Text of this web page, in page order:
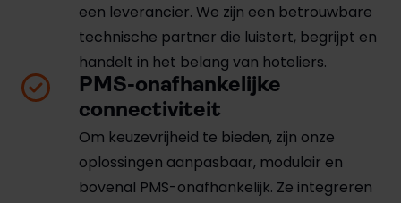
een leverancier. We zijn een betrouwbare
technische partner die luistert, begrijpt en
handelt in het belang van hoteliers.
PMS-onafhankelijke
connectiviteit
Om keuzevrijheid te bieden, zijn onze
oplossingen aanpasbaar, modulair en
bovenal PMS-onafhankelijk. Ze integreren